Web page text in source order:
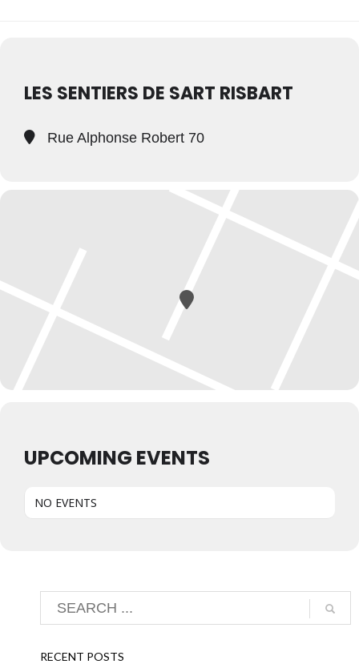
LES SENTIERS DE SART RISBART
Rue Alphonse Robert 70
UPCOMING EVENTS
NO EVENTS
RECENT POSTS